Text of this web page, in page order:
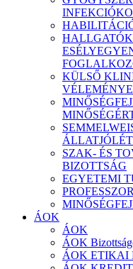
KÜLSŐ
SZAK- ÉS
BIZOTTSÁG
EGYETEMI
ÁOK
ÁOK
ÁOK
ÁOK ETIKAI